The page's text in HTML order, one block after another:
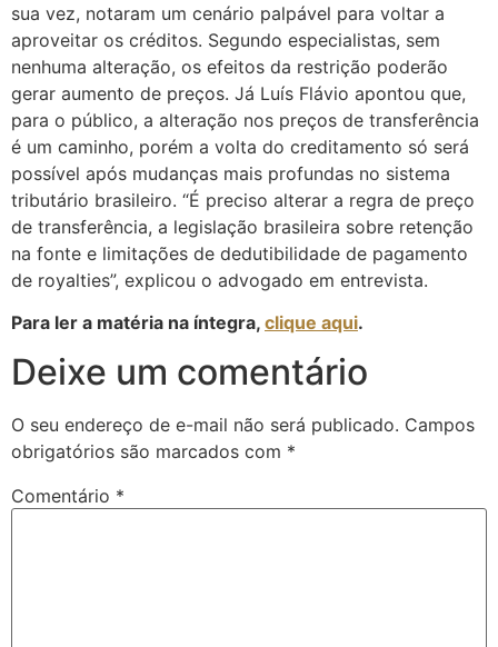
sua vez, notaram um cenário palpável para voltar a
aproveitar os créditos. Segundo especialistas, sem
nenhuma alteração, os efeitos da restrição poderão
gerar aumento de preços. Já Luís Flávio apontou que,
para o público, a alteração nos preços de transferência
é um caminho, porém a volta do creditamento só será
possível após mudanças mais profundas no sistema
tributário brasileiro. “É preciso alterar a regra de preço
de transferência, a legislação brasileira sobre retenção
na fonte e limitações de dedutibilidade de pagamento
de royalties”, explicou o advogado em entrevista.
Para ler a matéria na íntegra, clique aqui.
Deixe um comentário
O seu endereço de e-mail não será publicado. Campos
obrigatórios são marcados com *
Comentário *